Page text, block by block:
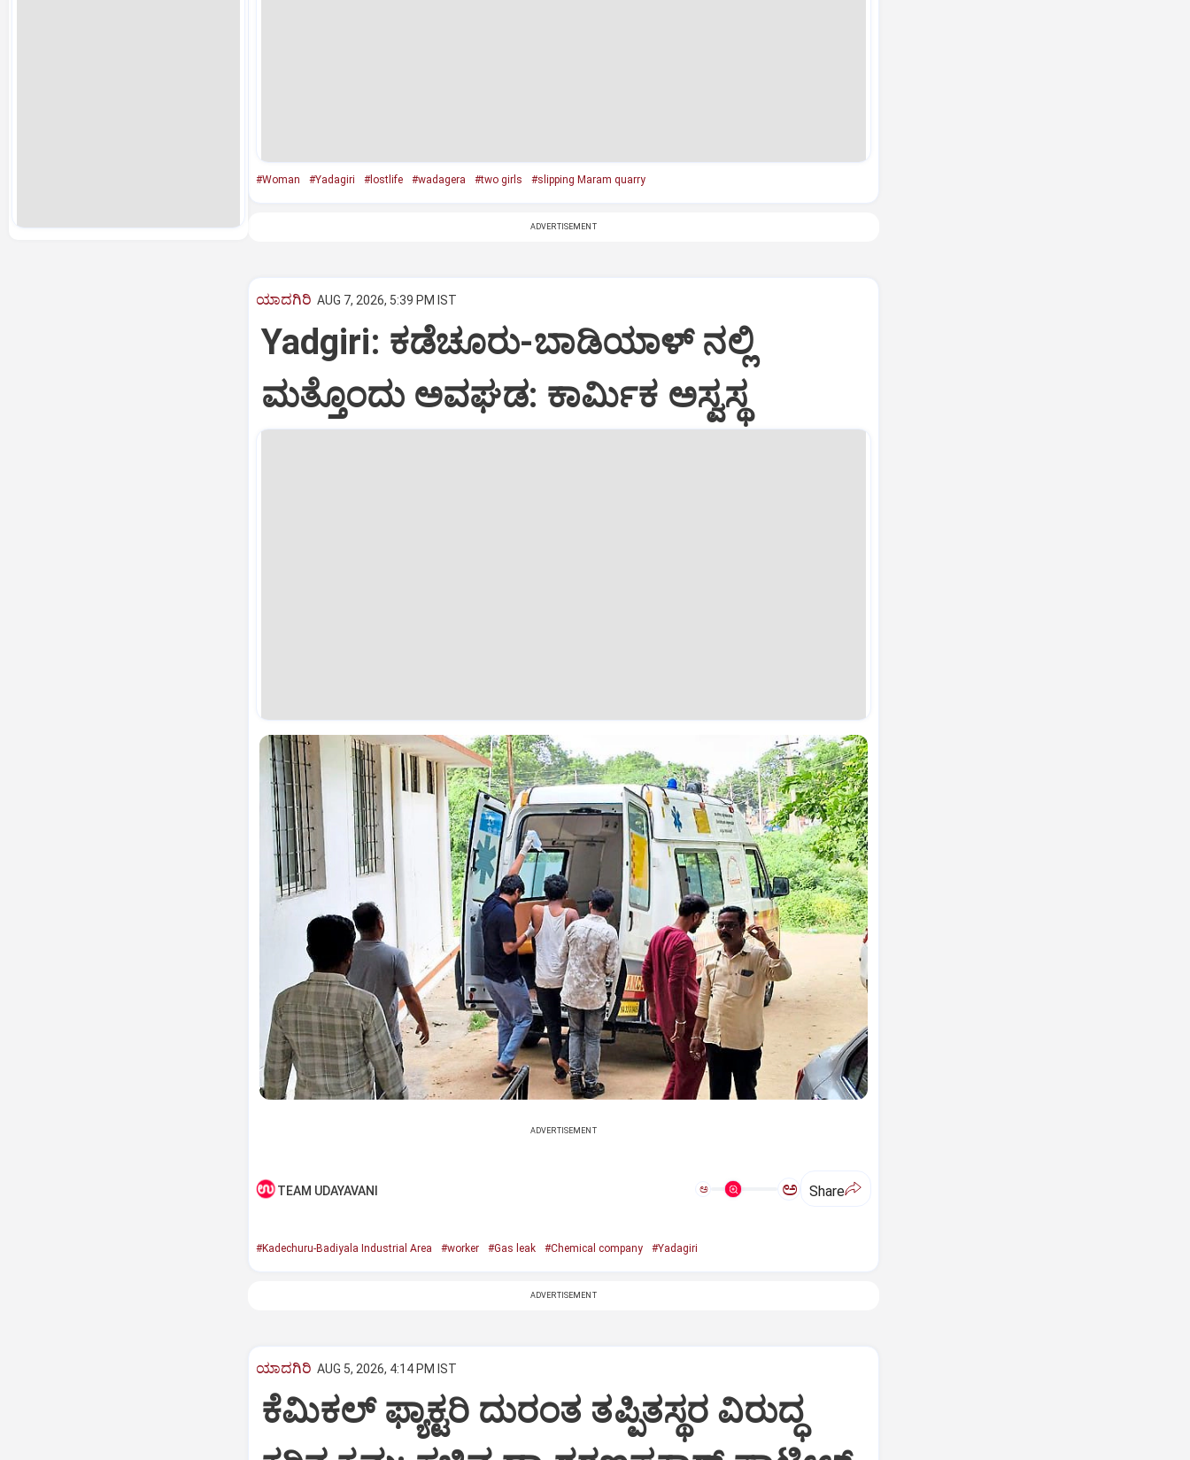
#Woman #Yadagiri #lostlife #wadagera #two girls #slipping Maram quarry
ADVERTISEMENT
ಯಾದಗಿರಿ AUG 7, 2026, 5:39 PM IST
Yadgiri: ಕಡೆಚೂರು-ಬಾಡಿಯಾಳ್ ನಲ್ಲಿ
ಮತ್ತೊಂದು ಅವಘಡ: ಕಾರ್ಮಿಕ ಅಸ್ವಸ್ಥ
ADVERTISEMENT
TEAM UDAYAVANI ಅ ಅ Share
#Kadechuru-Badiyala Industrial Area #worker #Gas leak #Chemical company #Yadagiri
ADVERTISEMENT
ಯಾದಗಿರಿ AUG 5, 2026, 4:14 PM IST
ಕೆಮಿಕಲ್ ಫ್ಯಾಕ್ಟರಿ ದುರಂತ ತಪ್ಪಿತಸ್ಥರ ವಿರುದ್ಧ